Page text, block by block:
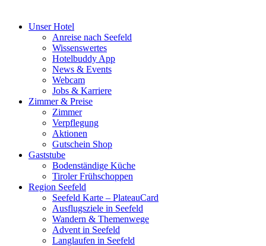
Unser Hotel
Anreise nach Seefeld
Wissenswertes
Hotelbuddy App
News & Events
Webcam
Jobs & Karriere
Zimmer & Preise
Zimmer
Verpflegung
Aktionen
Gutschein Shop
Gaststube
Bodenständige Küche
Tiroler Frühschoppen
Region Seefeld
Seefeld Karte – PlateauCard
Ausflugsziele in Seefeld
Wandern & Themenwege
Advent in Seefeld
Langlaufen in Seefeld